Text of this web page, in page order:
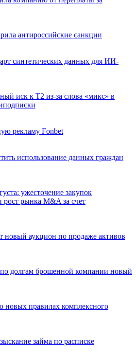
антироссийские санкции
синтетических данных для ИИ-
иск к Т2 из-за слова «микс» в
рекламу Fonbet
использование данных граждан
ужесточение закупок
рынка M&A за счет
новый аукцион по продаже активов
долгам брошенной компании новый
новых правилах комплексного
займа по расписке